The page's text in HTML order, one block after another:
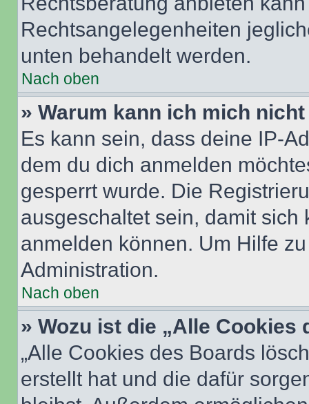
Rechtsangelegenheiten
unten behandelt werden.
Nach oben
» Warum kann ich mich
Es kann sein, dass deine IP-
dem du dich anmelden
gesperrt wurde. Die
ausgeschaltet sein, damit
anmelden können. Um Hilfe
Administration.
Nach oben
» Wozu ist die „Alle
„Alle Cookies des Boards
erstellt hat und die dafür